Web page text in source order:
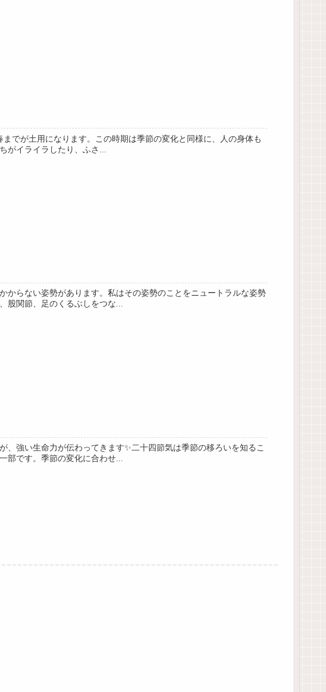
でが土用になります。この時期は季節の変化と同様に、人の身体も
がイライラしたり、ふさ...
らない姿勢があります。私はその姿勢のことをニュートラルな姿勢
股関節、足のくるぶしをつな...
強い生命力が伝わってきます✨二十四節気は季節の移ろいを知るこ
部です。季節の変化に合わせ...